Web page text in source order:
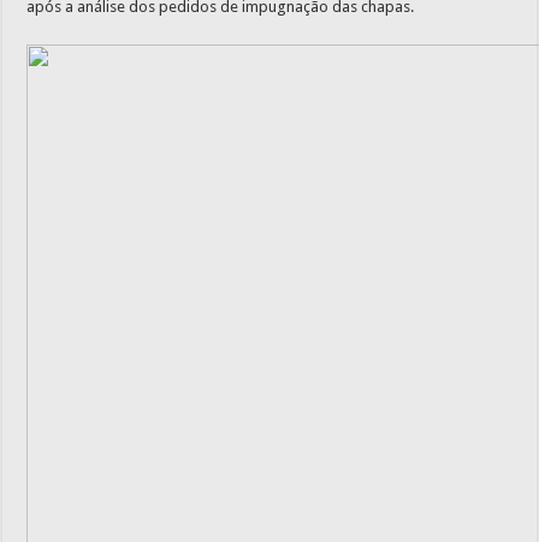
após a análise dos pedidos de impugnação das chapas.